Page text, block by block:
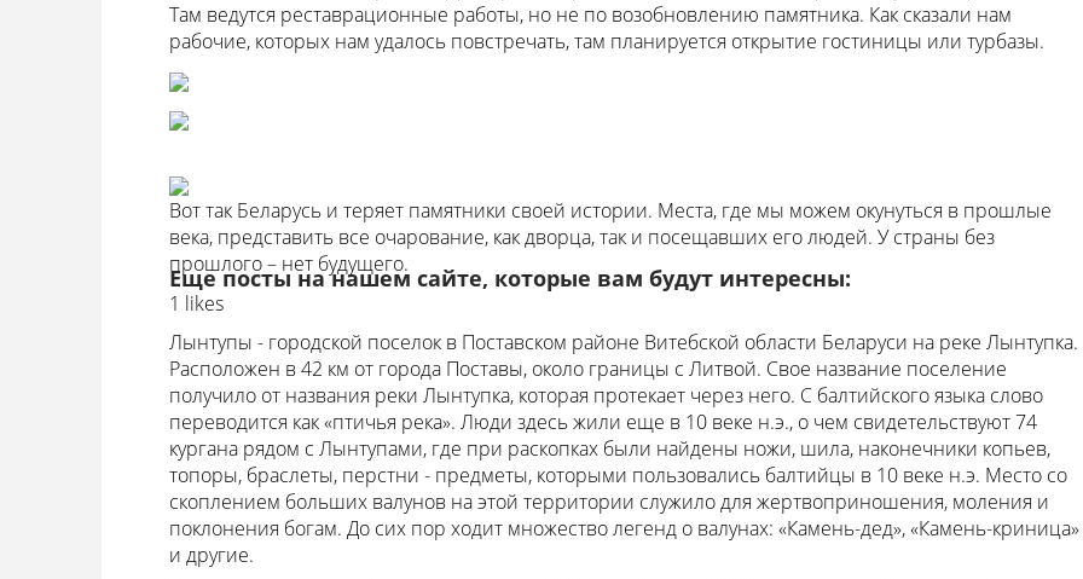
Там ведутся реставрационные работы, но не по возобновлению памятника. Как сказали нам
рабочие, которых нам удалось повстречать, там планируется открытие гостиницы или турбазы.
Вот так Беларусь и теряет памятники своей истории. Места, где мы можем окунуться в прошлые
века, представить все очарование, как дворца, так и посещавших его людей. У страны без
прошлого – нет будущего.
Еще посты на нашем сайте, которые вам будут интересны:
1 likes
Лынтупы - городской поселок в Поставском районе Витебской области Беларуси на реке Лынтупка.
Расположен в 42 км от города Поставы, около границы с Литвой. Свое название поселение
получило от названия реки Лынтупка, которая протекает через него. С балтийского языка слово
переводится как «птичья река». Люди здесь жили еще в 10 веке н.э., о чем свидетельствуют 74
кургана рядом с Лынтупами, где при раскопках были найдены ножи, шила, наконечники копьев,
топоры, браслеты, перстни - предметы, которыми пользовались балтийцы в 10 веке н.э. Место со
скоплением больших валунов на этой территории служило для жертвоприношения, моления и
поклонения богам. До сих пор ходит множество легенд о валунах: «Камень-дед», «Камень-криница»
и другие.